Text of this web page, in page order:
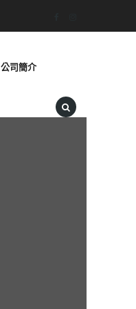
公司簡介